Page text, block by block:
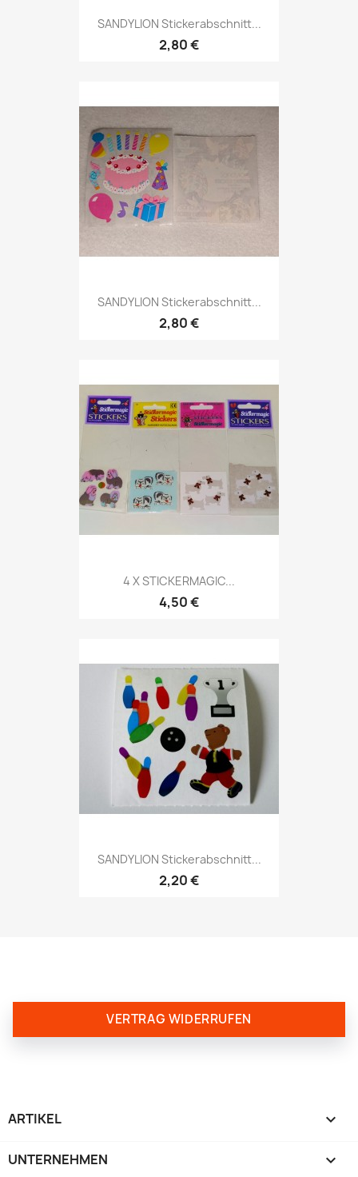
SANDYLION Stickerabschnitt...
2,80 €
SANDYLION Stickerabschnitt...
2,80 €
4 X STICKERMAGIC...
4,50 €
SANDYLION Stickerabschnitt...
2,20 €
VERTRAG WIDERRUFEN
ARTIKEL 
UNTERNEHMEN 